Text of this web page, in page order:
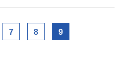
7 8 9